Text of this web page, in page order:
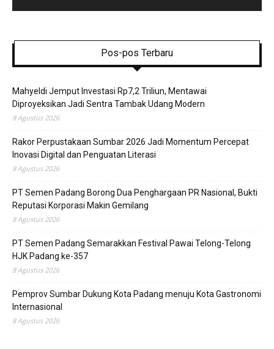
Pos-pos Terbaru
Mahyeldi Jemput Investasi Rp7,2 Triliun, Mentawai
Diproyeksikan Jadi Sentra Tambak Udang Modern
8 Agustus 2026
Rakor Perpustakaan Sumbar 2026 Jadi Momentum Percepat
Inovasi Digital dan Penguatan Literasi
8 Agustus 2026
PT Semen Padang Borong Dua Penghargaan PR Nasional, Bukti
Reputasi Korporasi Makin Gemilang
8 Agustus 2026
PT Semen Padang Semarakkan Festival Pawai Telong-Telong
HJK Padang ke-357
8 Agustus 2026
Pemprov Sumbar Dukung Kota Padang menuju Kota Gastronomi
Internasional
8 Agustus 2026